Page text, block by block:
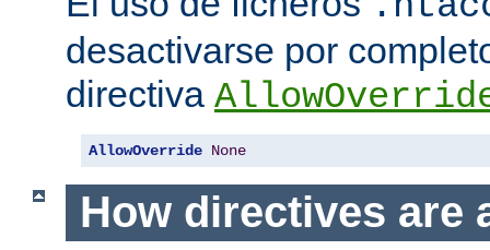
desactivarse por
directiva
AllowOverride None
How directives are